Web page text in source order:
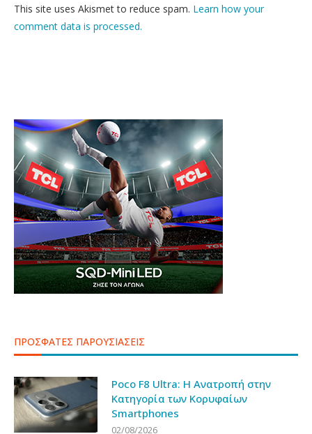
This site uses Akismet to reduce spam. Learn how your
comment data is processed.
ΠΡΟΣΦΑΤΕΣ ΠΑΡΟΥΣΙΑΣΕΙΣ
Poco F8 Ultra: Η Ανατροπή στην
Κατηγορία των Κορυφαίων
Smartphones
02/08/2026